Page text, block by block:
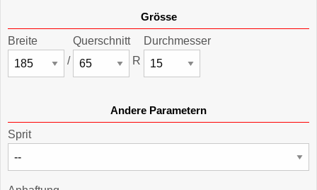
Grösse
Breite
/
Querschnitt
R
Durchmesser
Andere Parametern
Sprit